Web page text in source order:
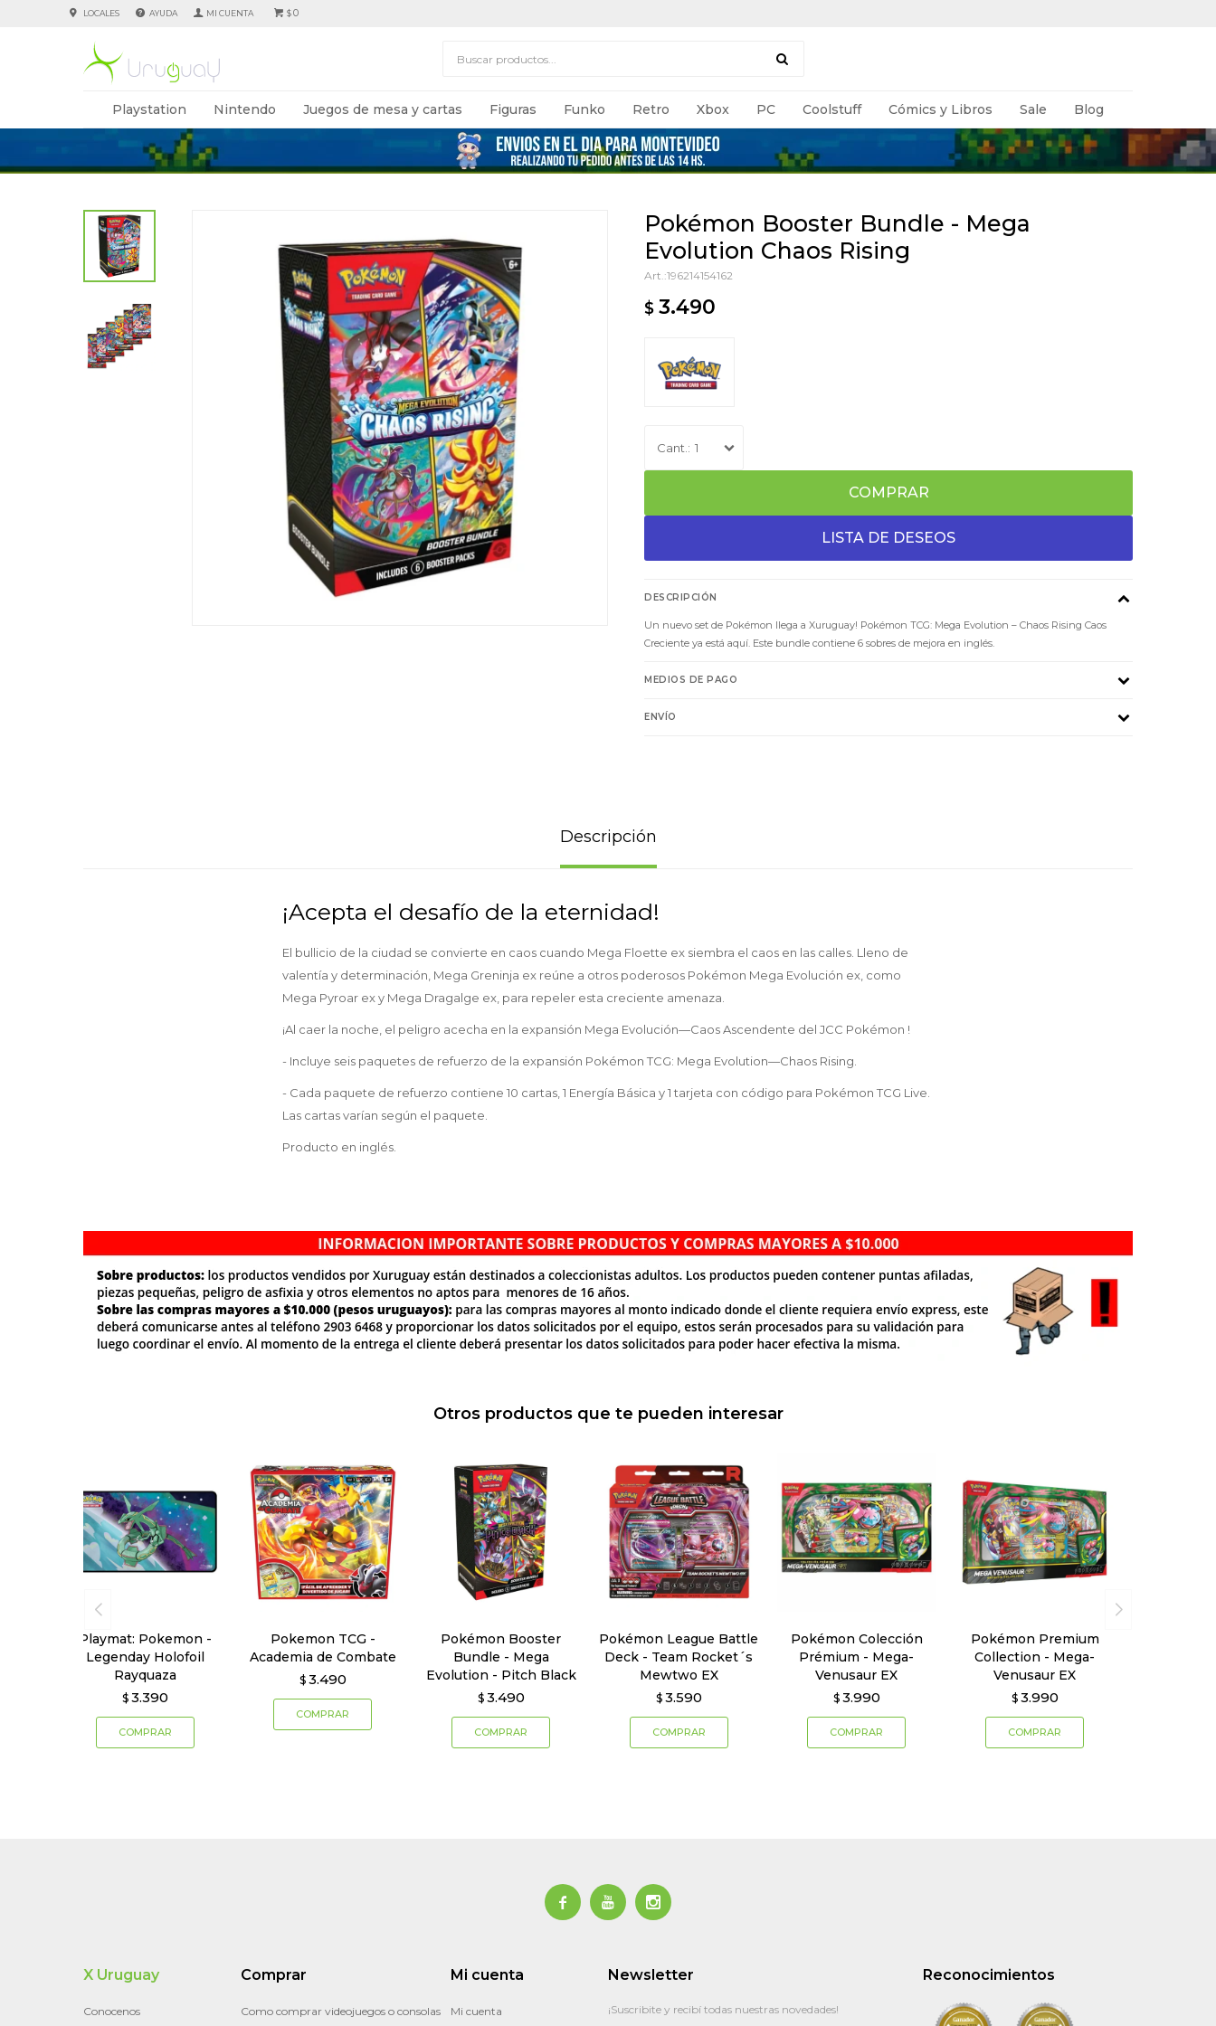
Playstation Nintendo Juegos de mesa y cartas Figuras Funko Retro Xbox PC Coolstuff Cómics y Libros Sale Blog
$0
LOCALES AYUDA
Pokémon Booster Bundle - Mega
Evolution Chaos Rising
196214154162
$ 3.490
1
COMPRAR
DESCRIPCIÓN
Un nuevo set de Pokémon llega a Xuruguay! Pokémon TCG: Mega Evolution – Chaos Rising Caos
Creciente ya está aquí. Este bundle contiene 6 sobres de mejora en inglés.
MEDIOS DE PAGO
ENVÍO
Descripción
¡Acepta el desafío de la eternidad!
El bullicio de la ciudad se convierte en caos cuando Mega Floette ex siembra el caos en las calles. Lleno de
valentía y determinación, Mega Greninja ex reúne a otros poderosos Pokémon Mega Evolución ex, como
Mega Pyroar ex y Mega Dragalge ex, para repeler esta creciente amenaza.
¡Al caer la noche, el peligro acecha en la expansión Mega Evolución—Caos Ascendente del JCC Pokémon !
- Incluye seis paquetes de refuerzo de la expansión Pokémon TCG: Mega Evolution—Chaos Rising.
- Cada paquete de refuerzo contiene 10 cartas, 1 Energía Básica y 1 tarjeta con código para Pokémon TCG Live.
Las cartas varían según el paquete.
Producto en inglés.
Otros productos que te pueden interesar
Playmat: Pokemon -
Legenday Holofoil
Rayquaza
$ 3.390
Pokemon TCG -
Academia de Combate
$ 3.490
Pokémon Booster
Bundle - Mega
Evolution - Pitch Black
$ 3.490
Pokémon League Battle
Deck - Team Rocket´s
Mewtwo EX
$ 3.590
Pokémon Colección
Prémium - Mega-
Venusaur EX
$ 3.990
Pokémon Premium
Collection - Mega-
Venusaur EX
$ 3.990
  
Reconocimientos
X Uruguay
Conocenos
Comprar
Como comprar videojuegos o consolas
Mi cuenta
Mi cuenta
Newsletter
¡Suscribite y recibí todas nuestras novedades!